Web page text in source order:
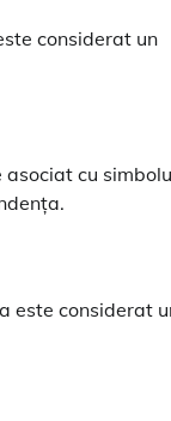
considerat un
cu
este considerat